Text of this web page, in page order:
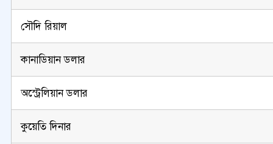
সৌদি রিয়াল
কানাডিয়ান ডলার
অস্ট্রেলিয়ান ডলার
কুয়েতি দিনার